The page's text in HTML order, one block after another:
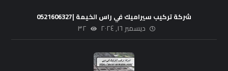
شركة تركيب سيراميك في راس الخيمة |0521606327
ديسمبر ١٦, ٢٠٢٤ ٣٢